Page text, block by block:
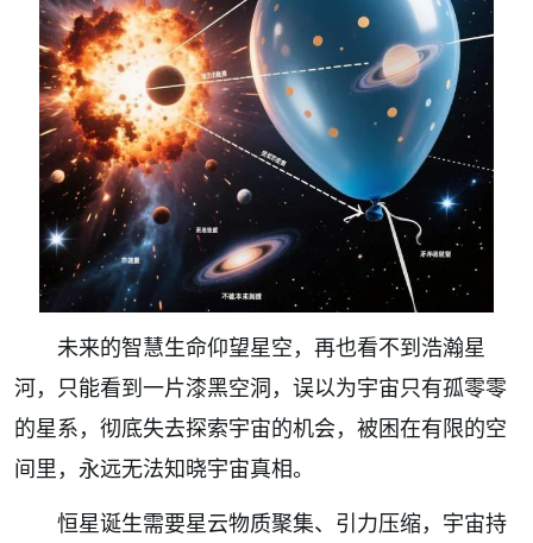
未来的智慧生命仰望星空，再也看不到浩瀚星
河，只能看到一片漆黑空洞，误以为宇宙只有孤零零
的星系，彻底失去探索宇宙的机会，被困在有限的空
间里，永远无法知晓宇宙真相。
恒星诞生需要星云物质聚集、引力压缩，宇宙持